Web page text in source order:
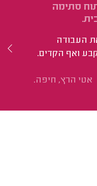
סתימה
העבודה
ואף הקדים.
אטי הרץ, חיפה.